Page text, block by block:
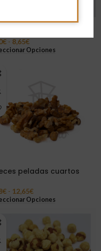
Entera
€ - 8,65€
Opciones
peladas cuartos
€ - 12,65€
Opciones